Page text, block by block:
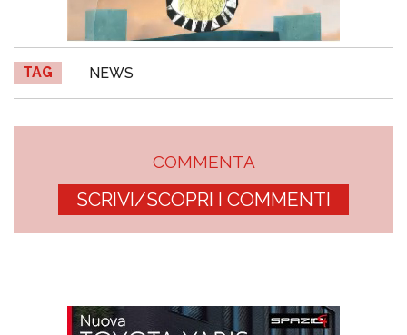
TAG NEWS
COMMENTA
SCRIVI/SCOPRI I COMMENTI